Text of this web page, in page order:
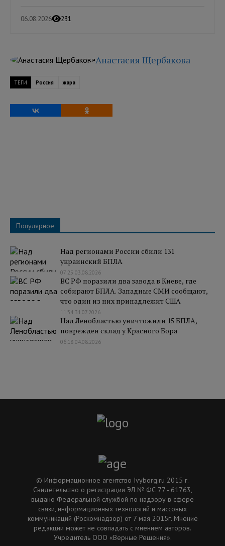
06.08.2026 231
Анастасия Щербакова
ТЕГИ Россия жара
Популярное
Над регионами России сбили 131
украинский БПЛА
07:25 03.08.2026
ВС РФ поразили два завода в Киеве, где
собирают БПЛА. Западные СМИ сообщают,
что один из них принадлежит США
11:34 31.07.2026
Над Ленобластью уничтожили 15 БПЛА,
поврежден склад у Красного Бора
06:18 04.08.2026
© Информационное агентство Ivyborg.ru 2015 г.
Свидетельство о регистрации ЭЛ № ФС 77 - 61763,
выдано Федеральной службой по надзору в сфере
связи, информационных технологий и массовых
коммуникаций (Роскомнадзор) от 7 мая 2015г. Мнение
редакции может не совпадать с мнением авторов.
Учредитель ООО «Верные Решения».